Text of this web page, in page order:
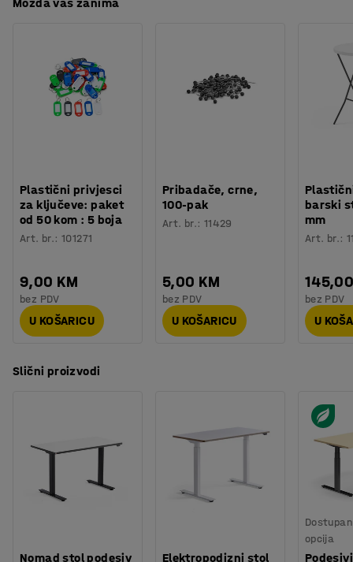
uskladili s ostalim namještajem.
Potreban vam je prostor za spremanje? Namještaj iz
asortimana QBUS je dizajniran tako da se međusobno
Plastični privjesci
za ključeve: paket
od 50 kom : 5 boja
Art. br.:101271
9,00 KM
bez PDV
U KOŠARICU
Pribadače, crne,
100-pak
Art. br.: 11429
5,00 KM
bez PDV
U KOŠARICU
barski
mm
Art. br.:
bez PDV
U
Slični proizvodi
Nomad stol podesiv
Elektropodizni stol
opcija